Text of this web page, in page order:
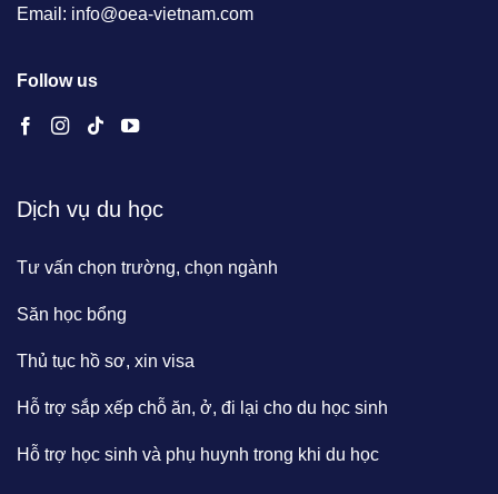
Email: info@oea-vietnam.com
Follow us
Dịch vụ du học
Tư vấn chọn trường, chọn ngành
Săn học bổng
Thủ tục hồ sơ, xin visa
Hỗ trợ sắp xếp chỗ ăn, ở, đi lại cho du học sinh
Hỗ trợ học sinh và phụ huynh trong khi du học